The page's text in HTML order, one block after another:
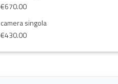
€670.00
camera singola
€430.00